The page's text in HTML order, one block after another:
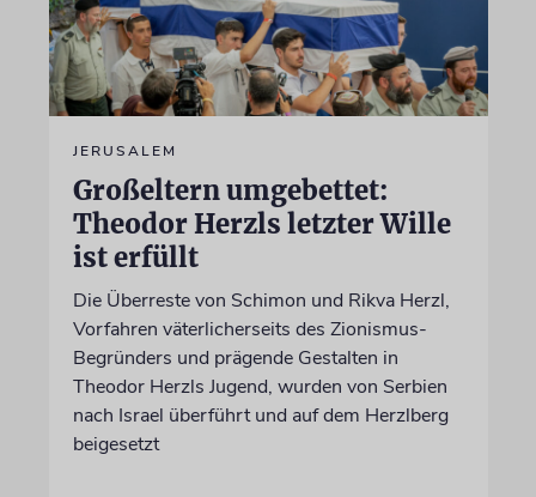
JERUSALEM
Großeltern umgebettet:
Theodor Herzls letzter Wille
ist erfüllt
Die Überreste von Schimon und Rikva Herzl,
Vorfahren väterlicherseits des Zionismus-
Begründers und prägende Gestalten in
Theodor Herzls Jugend, wurden von Serbien
nach Israel überführt und auf dem Herzlberg
beigesetzt